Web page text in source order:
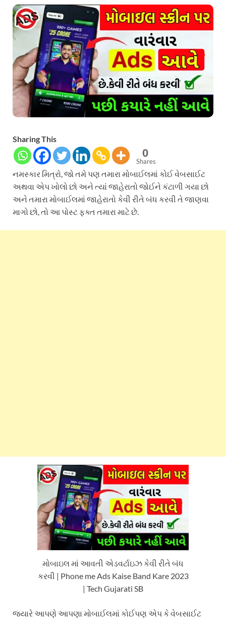
Sharing This
0
Shares
નમસ્કાર મિત્રો, જો તમે પણ તમારા મોબાઈલમાં કોઈ વેબસાઈટ
અથવા એપ ખોલો છો અને ત્યાં જાહેરાતો જોઈને કંટાળી ગયા છો
અને તમારા મોબાઈલમાં જાહેરાતો કેવી રીતે બંધ કરવી તે જાણવા
માગો છો, તો આ પોસ્ટ ફક્ત તમારા માટે છે.
મોબાઇલ માં આવતી એડવર્ટાઇઝ કેવી રીતે બંધ
કરવી | Phone me Ads Kaise Band Kare 2023
| Tech Gujarati SB
જ્યારે આપણે આપણા મોબાઈલમાં કોઈપણ એપ કે વેબસાઈટ